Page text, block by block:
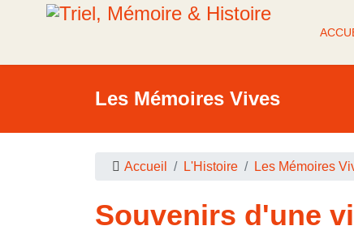
Les Mémoires Vives
Accueil L'Histoire Les Mémoires
Souvenirs d'une